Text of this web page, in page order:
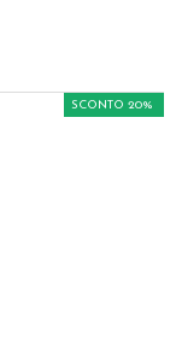
SCONTO 20%